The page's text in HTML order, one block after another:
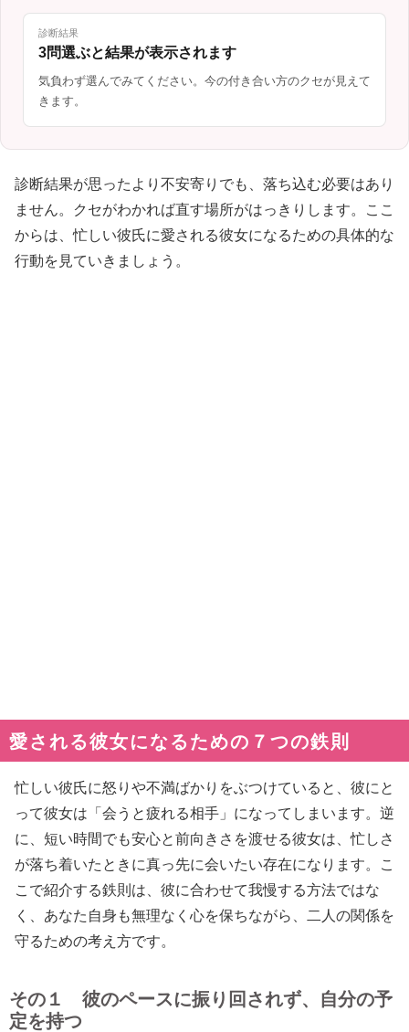
診断結果
3問選ぶと結果が表示されます
気負わず選んでみてください。今の付き合い方のクセが見えて
きます。
診断結果が思ったより不安寄りでも、落ち込む必要はあり
ません。クセがわかれば直す場所がはっきりします。ここ
からは、忙しい彼氏に愛される彼女になるための具体的な
行動を見ていきましょう。
愛される彼女になるための７つの鉄則
忙しい彼氏に怒りや不満ばかりをぶつけていると、彼にと
って彼女は「会うと疲れる相手」になってしまいます。逆
に、短い時間でも安心と前向きさを渡せる彼女は、忙しさ
が落ち着いたときに真っ先に会いたい存在になります。こ
こで紹介する鉄則は、彼に合わせて我慢する方法ではな
く、あなた自身も無理なく心を保ちながら、二人の関係を
守るための考え方です。
その１ 彼のペースに振り回されず、自分の予
定を持つ